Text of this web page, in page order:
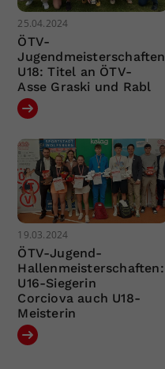
25.04.2024
ÖTV-
Jugendmeisterschaften
U18: Titel an ÖTV-
Asse Graski und Rabl
19.03.2024
ÖTV-Jugend-
Hallenmeisterschaften:
U16-Siegerin
Corciova auch U18-
Meisterin